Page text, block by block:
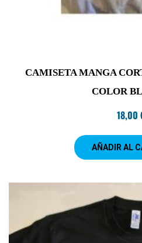
CAMISETA MANGA
COLOR
18,00
AÑADIR AL